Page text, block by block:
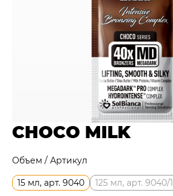
CHOCO MILK
Объем / Артикул
15 мл, арт. 9040 125 мл, арт. 9040/1